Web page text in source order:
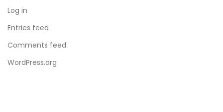
Log in
Entries feed
Comments feed
WordPress.org